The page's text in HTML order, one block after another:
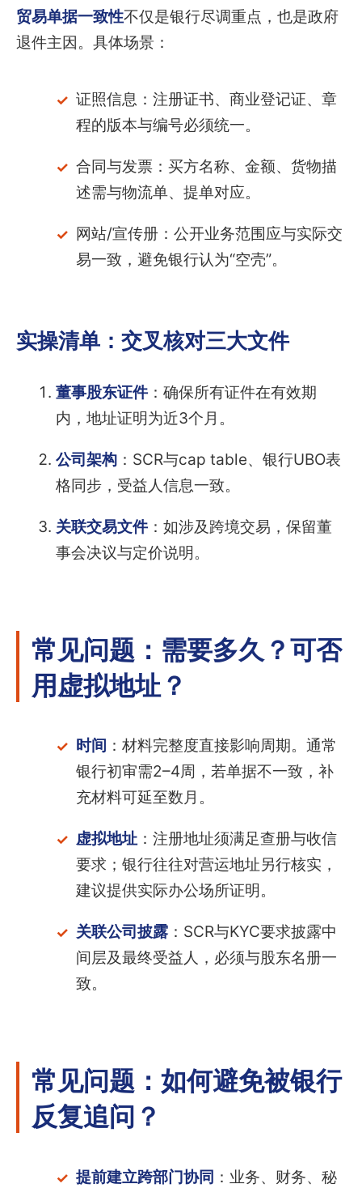
贸易单据一致性不仅是银行尽调重点，也是政府
退件主因。具体场景：
证照信息：注册证书、商业登记证、章
程的版本与编号必须统一。
合同与发票：买方名称、金额、货物描
述需与物流单、提单对应。
网站/宣传册：公开业务范围应与实际交
易一致，避免银行认为“空壳”。
实操清单：交叉核对三大文件
董事股东证件：确保所有证件在有效期
内，地址证明为近3个月。
公司架构：SCR与cap table、银行UBO表
格同步，受益人信息一致。
关联交易文件：如涉及跨境交易，保留董
事会决议与定价说明。
常见问题：需要多久？可否
用虚拟地址？
时间 ：材料完整度直接影响周期。通常
银行初审需2–4周，若单据不一致，补
充材料可延至数月。
虚拟地址：注册地址须满足查册与收信
要求；银行往往对营运地址另行核实，
建议提供实际办公场所证明。
关联公司披露：SCR与KYC要求披露中
间层及最终受益人，必须与股东名册一
致。
常见问题：如何避免被银行
反复追问？
提前建立跨部门协同 ：业务、财务、秘